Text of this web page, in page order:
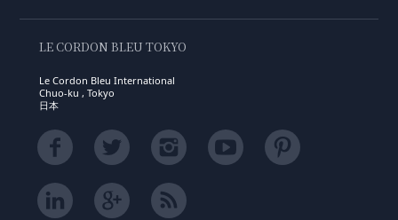
LE CORDON BLEU TOKYO
Le Cordon Bleu International
Chuo-ku , Tokyo
日本